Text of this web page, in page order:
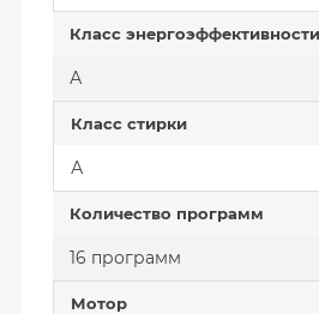
Класс энергоэффективности
А
Класс стирки
А
Количество программ
16 программ
Мотор